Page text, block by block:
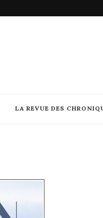
LA REVUE DES